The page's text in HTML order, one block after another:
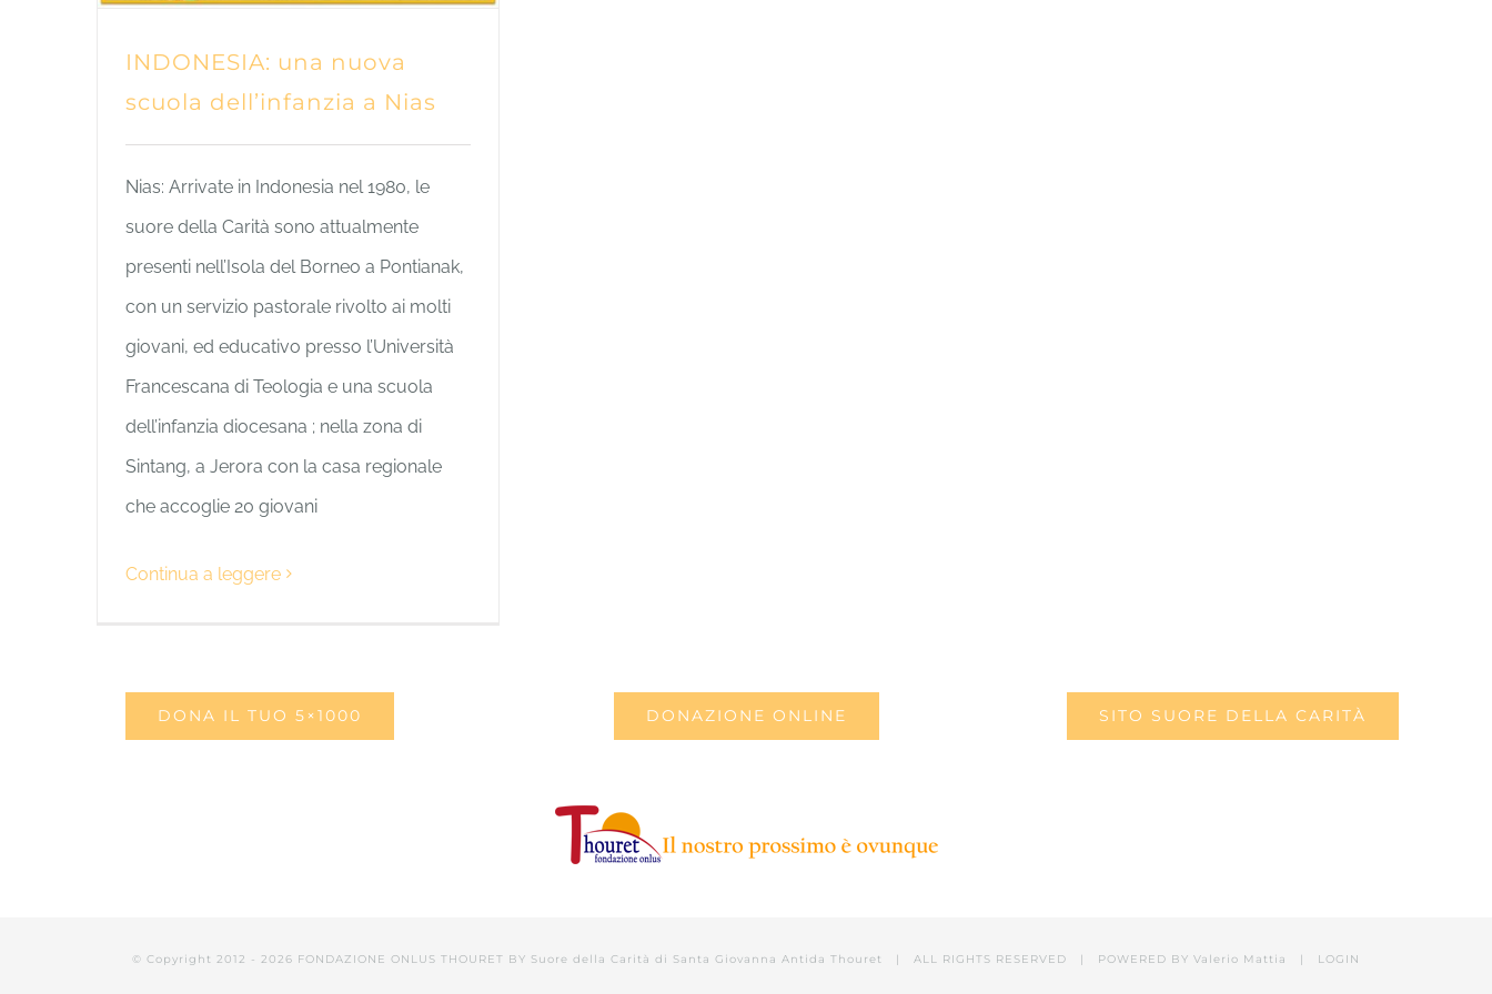
INDONESIA: una nuova
scuola dell’infanzia a Nias
Nias: Arrivate in Indonesia nel 1980, le
suore della Carità sono attualmente
presenti nell’Isola del Borneo a Pontianak,
con un servizio pastorale rivolto ai molti
giovani, ed educativo presso l’Università
Francescana di Teologia e una scuola
dell’infanzia diocesana ; nella zona di
Sintang, a Jerora con la casa regionale
che accoglie 20 giovani
Continua a leggere
DONA IL TUO 5×1000 DONAZIONE ONLINE SITO SUORE DELLA CARITÀ
© Copyright 2012 - 2026 FONDAZIONE ONLUS THOURET BY Suore della Carità di Santa Giovanna Antida Thouret | ALL RIGHTS RESERVED | POWERED BY Valerio Mattia | LOGIN